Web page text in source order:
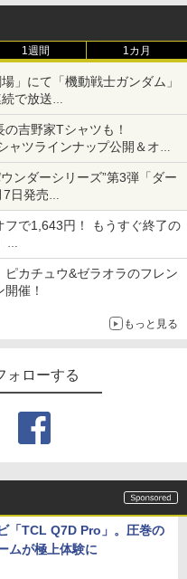
1週間 1カ月
」にて「機動戦士ガンダム」
で放送
マスター版】」
吉野家Tシャツも！
ャツラインナップ公開＆オン
ンダーシリーズ”第3弾「ダー
7日発売
用した超大型チーズバーガー
フで1,643円！ もうすぐ終了の
絶景版」が67%オフで990円
カチュウ&ゼラオラのフレン
催！
もっと見る
ォローする
「TCL Q7D Pro」。圧巻の
ムが極上体験に